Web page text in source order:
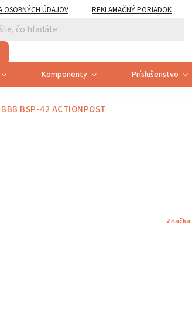
OSOBNÝCH ÚDAJOV REKLAMAČNÝ PORIADOK
NA ODSTÚPENIE
Komponenty Príslušenstvo
BBB BSP-42 ACTIONPOST
Značka: